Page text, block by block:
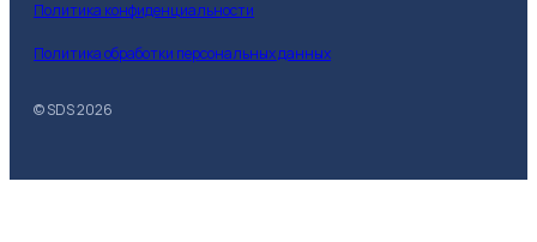
© SDS2026
Политика конфиденциальности
Политика обработки персональных данных